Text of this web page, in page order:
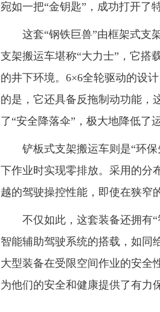
宛如一把“金钥匙”，成功打开了
这套“钢铁巨兽”由框架式支架
支架搬运车堪称“大力士”，它搭
的井下环境。6×6全轮驱动的设
的是，它还具备反拖制动功能，
了“安全降落伞”，极大地降低了
铲板式支架搬运车则是“环保
下作业时实现零排放。采用的分
越的驾驶操控性能，即使在狭窄
不仅如此，这套装备还拥有“
智能辅助驾驶系统的搭载，如同
大型装备在受限空间作业的安全
为他们的安全和健康提供了有力